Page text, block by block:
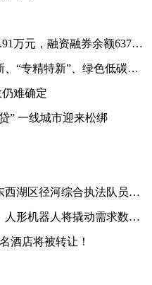
清水源：8月30日融资买入1102.91万元，融资融券余额6373.6万元
潘功胜：进一步加大对科技创新、“专精特新”、绿色低碳等重点领域民营企业的信贷投放，继续落实好房地产“金融16条”
难确定
” 一线城市迎来松绑
为孩子们营造安全有序环境，东西湖区径河综合执法队员全力以赴
绿的谐波上半年净利降超四成，人形机器人将撬动需求数量级增长？
酒店将被转让！